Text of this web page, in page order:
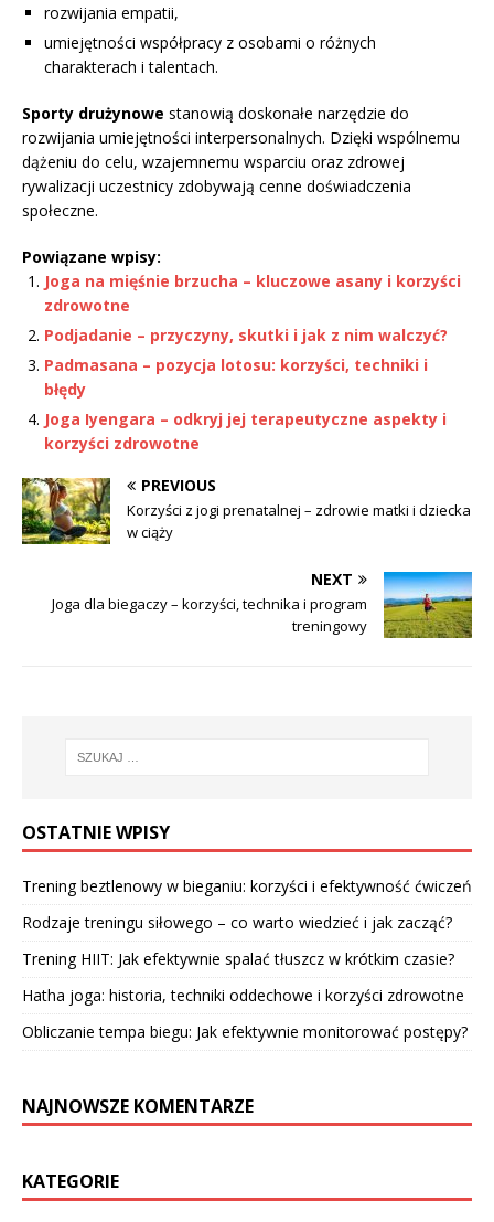
rozwijania empatii,
umiejętności współpracy z osobami o różnych
charakterach i talentach.
Sporty drużynowe stanowią doskonałe narzędzie do
rozwijania umiejętności interpersonalnych. Dzięki wspólnemu
dążeniu do celu, wzajemnemu wsparciu oraz zdrowej
rywalizacji uczestnicy zdobywają cenne doświadczenia
społeczne.
Powiązane wpisy:
Joga na mięśnie brzucha – kluczowe asany i korzyści
zdrowotne
Podjadanie – przyczyny, skutki i jak z nim walczyć?
Padmasana – pozycja lotosu: korzyści, techniki i
błędy
Joga Iyengara – odkryj jej terapeutyczne aspekty i
korzyści zdrowotne
PREVIOUS
Korzyści z jogi prenatalnej – zdrowie matki i dziecka
w ciąży
NEXT
Joga dla biegaczy – korzyści, technika i program
treningowy
OSTATNIE WPISY
Trening beztlenowy w bieganiu: korzyści i efektywność ćwiczeń
Rodzaje treningu siłowego – co warto wiedzieć i jak zacząć?
Trening HIIT: Jak efektywnie spalać tłuszcz w krótkim czasie?
Hatha joga: historia, techniki oddechowe i korzyści zdrowotne
Obliczanie tempa biegu: Jak efektywnie monitorować postępy?
NAJNOWSZE KOMENTARZE
KATEGORIE